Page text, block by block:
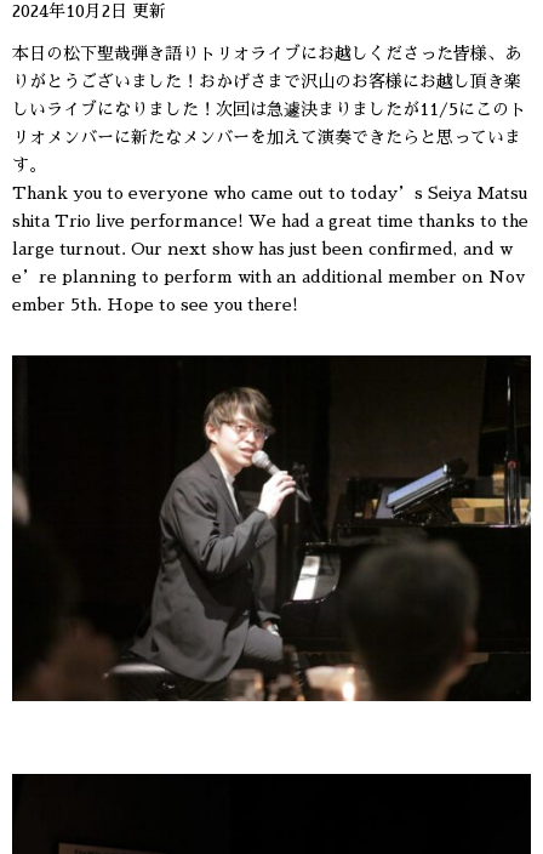
2024年10月2日 更新
本日の松下聖哉弾き語りトリオライブにお越しくださった皆様、あ
りがとうございました！おかげさまで沢山のお客様にお越し頂き楽
しいライブになりました！次回は急遽決まりましたが11/5にこのト
リオメンバーに新たなメンバーを加えて演奏できたらと思っていま
す。
Thank you to everyone who came out to today’s Seiya Matsu
shita Trio live performance! We had a great time thanks to the
large turnout. Our next show has just been confirmed, and w
e’re planning to perform with an additional member on Nov
ember 5th. Hope to see you there!